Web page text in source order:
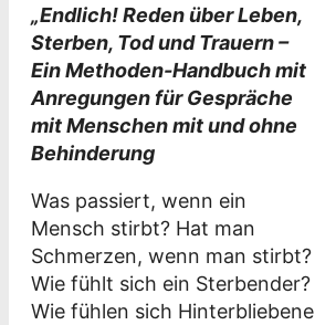
„Endlich! Reden über Leben,
Sterben, Tod und Trauern –
Ein Methoden-Handbuch mit
Anregungen für Gespräche
mit Menschen mit und ohne
Behinderung
Was passiert, wenn ein
Mensch stirbt? Hat man
Schmerzen, wenn man stirbt?
Wie fühlt sich ein Sterbender?
Wie fühlen sich Hinterbliebene